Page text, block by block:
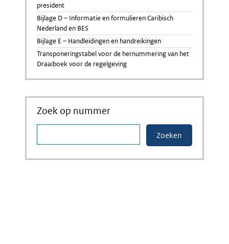
president
Bijlage D – Informatie en formulieren Caribisch
Nederland en BES
Bijlage E – Handleidingen en handreikingen
Transponeringstabel voor de hernummering van het
Draaiboek voor de regelgeving
Zoek op nummer